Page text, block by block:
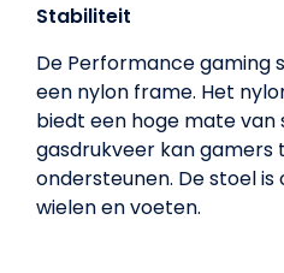
Stabiliteit
De Performance gaming
een nylon frame. Het
biedt een hoge mate van
gasdrukveer kan gamers
ondersteunen. De stoel
wielen en voeten.